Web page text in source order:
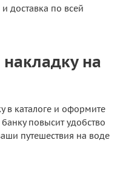
доставка по всей
на
в каталоге и оформите
повысит удобство
путешествия на воде